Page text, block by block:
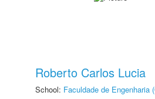
Roberto Carlos Lucia
School: Faculdade de Engenharia